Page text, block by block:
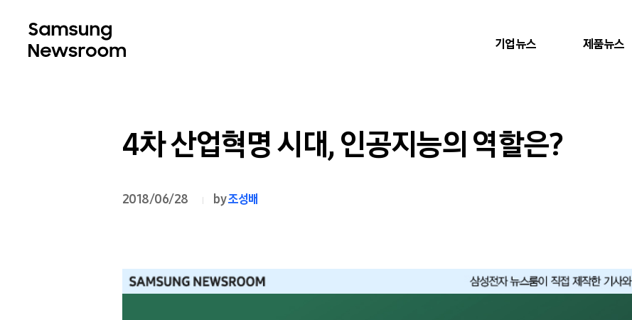
기업뉴스 제품뉴스
4차 산업혁명 시대, 인공지능의 역할은?
2018/06/28 by조성배